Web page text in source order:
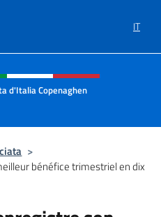
IT
e menù
d'Italia Copenaghen
>
bénéfice trimestriel en dix